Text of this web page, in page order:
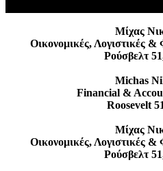
Μίχας
Οικονομικές, Λογιστικές &
Ρούσβελτ
Michas
Financial &
Roosevelt
Μίχας
Οικονομικές, Λογιστικές &
Ρούσβελτ